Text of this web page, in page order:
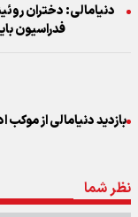
دنیامالی: دختران
فدراسیون
بازدید دنیامالی از
نظر شما